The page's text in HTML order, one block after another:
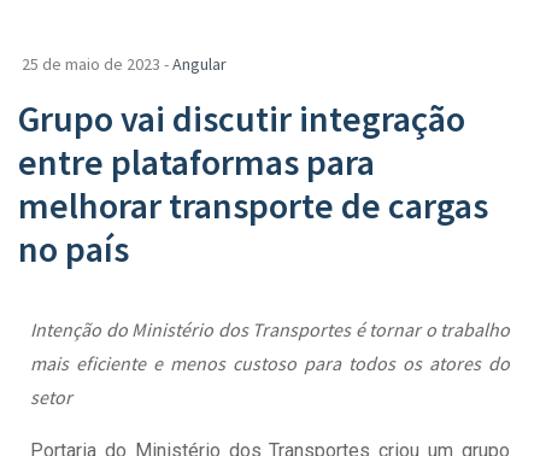
25 de maio de 2023 -Angular
Grupo vai discutir integração
entre plataformas para
melhorar transporte de cargas
no país
Intenção do Ministério dos Transportes é tornar o trabalho
mais eficiente e menos custoso para todos os atores do
setor
Portaria do Ministério dos Transportes criou um grupo